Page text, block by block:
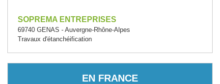
SOPREMA ENTREPRISES
69740 GENAS - Auvergne-Rhône-Alpes
Travaux d'étanchéification
EN FRANCE